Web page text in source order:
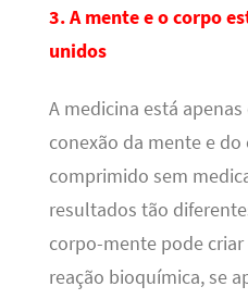
3. A mente e o corpo
unidos
A medicina está
conexão da mente e
comprimido sem
resultados tão
corpo-mente pode
reação bioquímica, se